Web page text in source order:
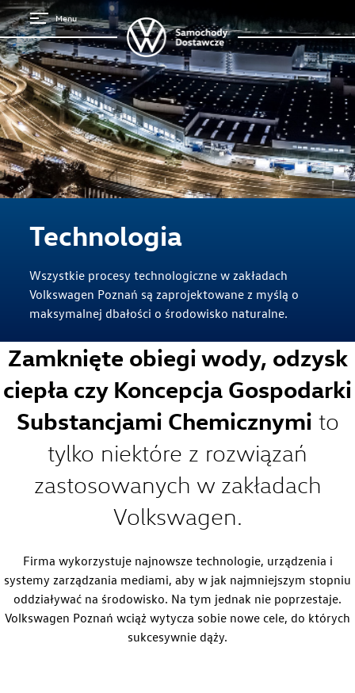
Menu
Strona główna
Technologia
Wszystkie procesy technologiczne w zakładach
Volkswagen Poznań są zaprojektowane z myślą o
maksymalnej dbałości o środowisko naturalne.
Zamknięte obiegi wody, odzysk
ciepła czy Koncepcja Gospodarki
Substancjami Chemicznymi to
tylko niektóre z rozwiązań
zastosowanych w zakładach
Volkswagen.
Firma wykorzystuje najnowsze technologie, urządzenia i
systemy zarządzania mediami, aby w jak najmniejszym stopniu
oddziaływać na środowisko. Na tym jednak nie poprzestaje.
Volkswagen Poznań wciąż wytycza sobie nowe cele, do których
sukcesywnie dąży.